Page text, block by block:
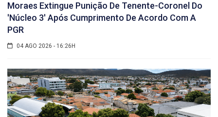
Moraes Extingue Punição De Tenente-Coronel Do
'núcleo 3' Após Cumprimento De Acordo Com A
PGR
04 AGO 2026 - 16:26H